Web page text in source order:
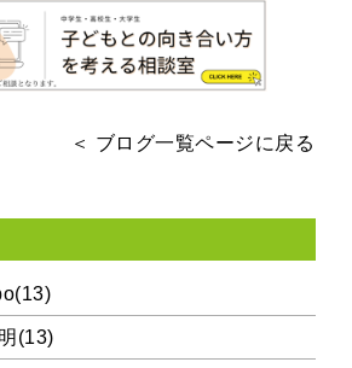
＜ ブログ一覧ページに戻る
(13)